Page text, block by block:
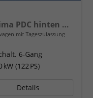
Expression neues Modell Klima PDC hinten Kamera Tempomat 17 Zoll Leichtmetallf.
mit Tageszulassung
6-Gang
kW (122 PS)
Details